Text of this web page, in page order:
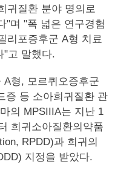
귀질환 분야 명의로
"며 "폭 넓은 연구경험
리포증후군 A형 치료
"고 말했다.
형, 모르퀴오증후군
증 등 소아희귀질환 관
의 MPSIIIA는 지난 1
희귀소아질환의약품
RPDD)과 희귀의
지정을 받았다.